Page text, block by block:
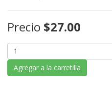
Precio $27.00
Agregar a la carretilla